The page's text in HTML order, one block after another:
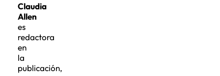
Claudia
Allen
es
redactora
en
la
publicación,